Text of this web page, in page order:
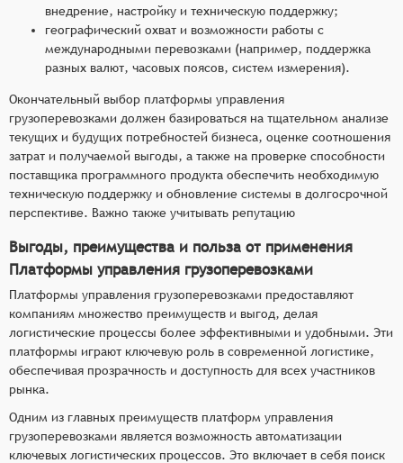
внедрение, настройку и техническую поддержку;
географический охват и возможности работы с
международными перевозками (например, поддержка
разных валют, часовых поясов, систем измерения).
Окончательный выбор платформы управления
грузоперевозками должен базироваться на тщательном анализе
текущих и будущих потребностей бизнеса, оценке соотношения
затрат и получаемой выгоды, а также на проверке способности
поставщика программного продукта обеспечить необходимую
техническую поддержку и обновление системы в долгосрочной
перспективе. Важно также учитывать репутацию
Выгоды, преимущества и польза от применения
Платформы управления грузоперевозками
Платформы управления грузоперевозками предоставляют
компаниям множество преимуществ и выгод, делая
логистические процессы более эффективными и удобными. Эти
платформы играют ключевую роль в современной логистике,
обеспечивая прозрачность и доступность для всех участников
рынка.
Одним из главных преимуществ платформ управления
грузоперевозками является возможность автоматизации
ключевых логистических процессов. Это включает в себя поиск